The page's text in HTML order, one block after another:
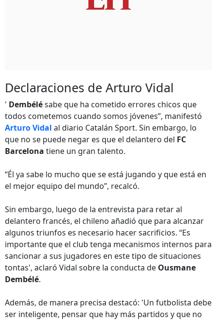
Declaraciones de Arturo Vidal
' Dembélésabe que ha cometido errores chicos que
todos cometemos cuando somos jóvenes”, manifestó
Arturo Vidal al diario Catalán Sport. Sin embargo, lo
que no se puede negar es que el delantero del FC
Barcelona tiene un gran talento.
“Él ya sabe lo mucho que se está jugando y que está en
el mejor equipo del mundo”, recalcó.
Sin embargo, luego de la entrevista para retar al
delantero francés, el chileno añadió que para alcanzar
algunos triunfos es necesario hacer sacrificios. “Es
importante que el club tenga mecanismos internos para
sancionar a sus jugadores en este tipo de situaciones
tontas', aclaró Vidal sobre la conducta de Ousmane
Dembélé.
Además, de manera precisa destacó: 'Un futbolista debe
ser inteligente, pensar que hay más partidos y que no